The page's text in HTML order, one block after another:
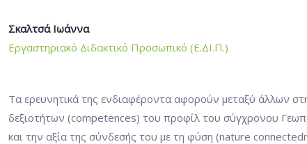
Σκαλτσά Ιωάννα
Εργαστηριακό Διδακτικό Προσωπικό (Ε.ΔΙ.Π.)
Τα ερευνητικά της ενδιαφέροντα αφορούν μεταξύ άλλων
δεξιοτήτων (competences) του προφίλ του σύγχρονου
και την αξία της σύνδεσής του με τη φύση (nature